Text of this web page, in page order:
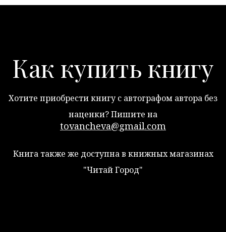
Как купить книгу
Хотите приобрести книгу с автографом автора без
наценки? Пишите на
tovancheva@gmail.com
Книга также же доступна в книжных магазинах
"Читай Город"